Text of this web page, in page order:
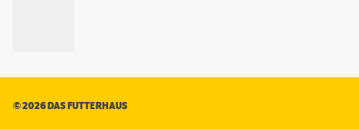
©2026 DAS FUTTERHAUS